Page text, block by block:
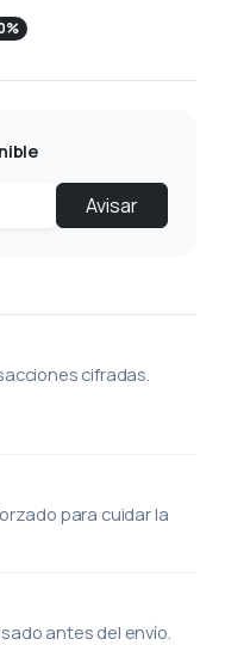
Avisar
cifradas.
para cuidar la
antes del envío.